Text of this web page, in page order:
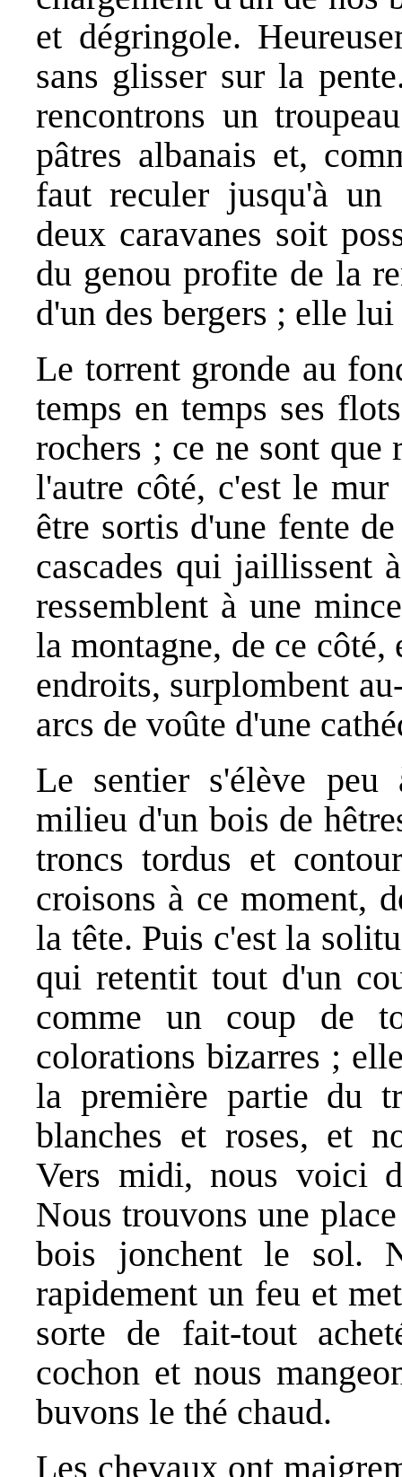
et dégringole.
sans glisser sur la
rencontrons un
pâtres albanais et,
faut reculer jusqu'à
deux caravanes soit
du genou profite de la
d'un des bergers ; elle
Le torrent gronde au
temps en temps ses
rochers ; ce ne sont que
l'autre côté, c'est le mur
être sortis d'une fente
cascades qui jaillissent
ressemblent à une
la montagne, de ce
endroits, surplombent
arcs de voûte d'une
Le sentier s'élève
milieu d'un bois de
troncs tordus et
croisons à ce moment,
la tête. Puis c'est la
qui retentit tout d'un
comme un coup de
colorations bizarres ;
la première partie du
blanches et roses, et
Vers midi, nous voici
Nous trouvons une
bois jonchent le sol.
rapidement un feu et
sorte de fait-tout
cochon et nous
buvons le thé chaud.
Les chevaux ont